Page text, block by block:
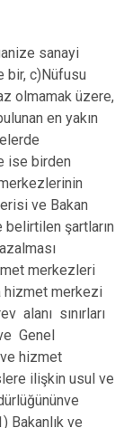
sanayi
c)Nüfusu
olmamak üzere,
en yakın
ise birden
ve Bakan
şartların
merkezleri
hizmet merkezi
alanı sınırları
Genel
hizmet
ilişkin usul ve
Bakanlık ve